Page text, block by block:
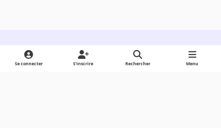
Light ModeDark ModeSystem Preference
Se connecter S’inscrire Rechercher Menu